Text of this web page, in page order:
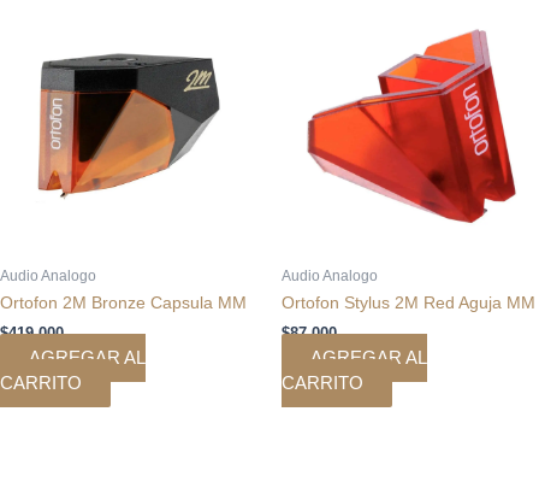
Audio Analogo
Ortofon 2M Bronze Capsula MM
$419.000
AGREGAR AL
CARRITO
Audio Analogo
Ortofon Stylus 2M Red Aguja MM
$87.000
AGREGAR AL
CARRITO